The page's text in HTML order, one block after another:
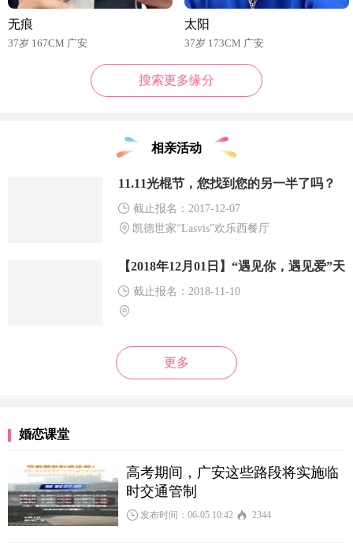
无痕
37岁 167CM 广安
太阳
37岁 173CM 广安
搜索更多缘分
相亲活动
11.11光棍节，您找到您的另一半了吗？
截止报名：2017-12-07
凯德世家“Lasvis”欢乐西餐厅
【2018年12月01日】“遇见你，遇见爱”天
截止报名：2018-11-10
更多
婚恋课堂
高考期间，广安这些路段将实施临
时交通管制
发布时间：06-05 10:42 2344